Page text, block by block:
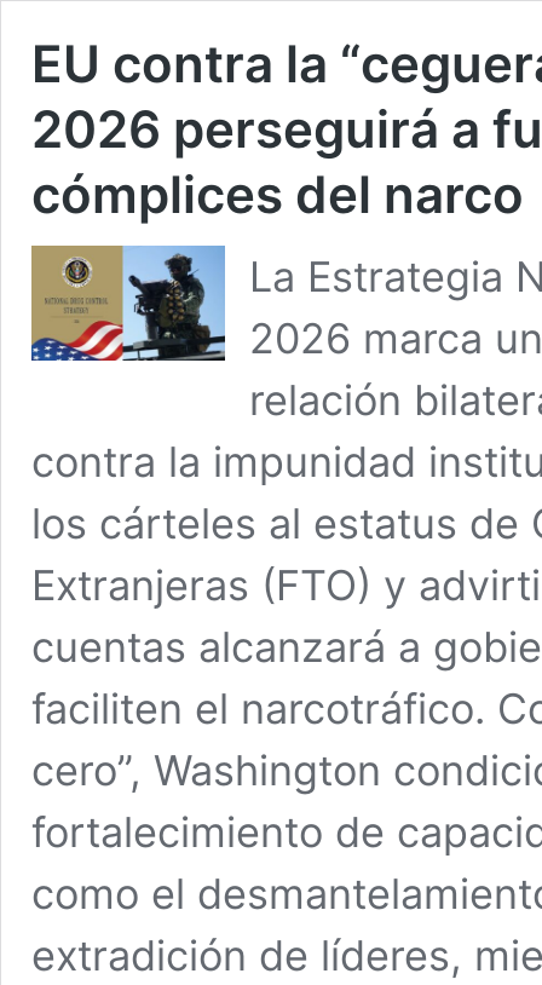
EU contra la
2026 perseguirá a
cómplices del narco
La Estrategia
2026 marca
relación
contra la impunidad
los cárteles al estatus de
Extranjeras (FTO) y
cuentas alcanzará a
faciliten el narcotráfico.
cero”, Washington
fortalecimiento de
como el
extradición de líderes,